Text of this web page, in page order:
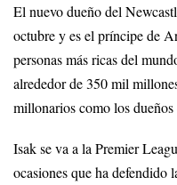
El nuevo dueño del
octubre y es el príncipe de
personas más ricas del
alrededor de 350 mil
millonarios como los
Isak se va a la Premier
ocasiones que ha defendido